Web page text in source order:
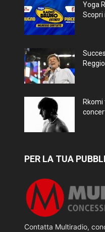
Yoga
Scopri
Rkomi
PER LA TUA
Contatta Multiradio,